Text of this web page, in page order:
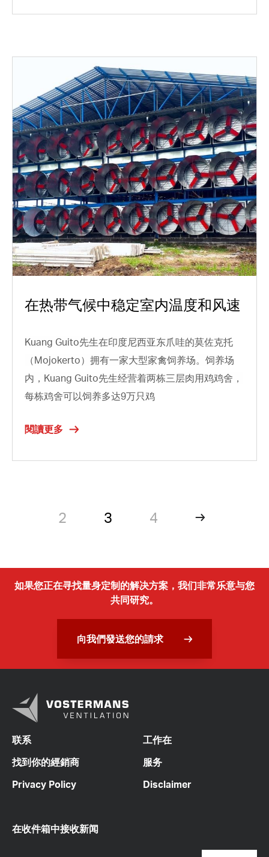
在热带气候中稳定室内温度和风速
Kuang Guito先生在印度尼西亚东爪哇的莫佐克托
（Mojokerto）拥有一家大型家禽饲养场。饲养场
内， Kuang Guito先生经营着两栋三层肉用鸡鸡舍，
每栋鸡舍可以饲养多达9万只鸡
閱讀更多
2 3 4
如果您正在寻找量身定制的解决方案，我们非常乐意与您
共同研究。
向我們發送您的請求
联系
工作在
找到你的經銷商
服务
Privacy Policy
Disclaimer
在收件箱中接收新闻